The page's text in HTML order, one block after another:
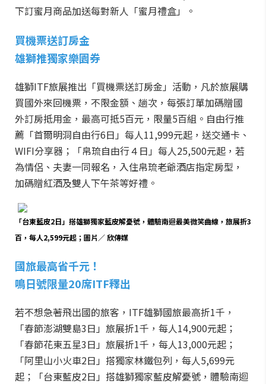
下訂蜜月商品加送每對新人「蜜月禮盒」。
買機票送訂房金
雄獅推獨家樂園券
雄獅ITF旅展推出「買機票送訂房金」活動，凡於旅展購
買國外來回機票，不限金額、趟次，每張訂單加碼贈國
外訂房抵用金，最高可抵5百元，限量5百組。自由行推
薦「首爾明洞自由行6日」每人11,999元起，送交通卡、
WIFI分享器；「帛琉自由行４日」每人25,500元起，若
為情侶、夫妻一同報名，入住帛琉老爺酒店指定房型，
加碼贈紅酒及雙人下午茶等好禮。
「台東藍皮2日」搭雄獅獨家藍皮解憂號，體驗南迴最美微笑曲線，旅展折3
百，每人2,599元起；圖片／ 欣傳媒
國旅最高省千元！
鳴日號限量20席ITF釋出
若不想急著飛出國的旅客，ITF雄獅國旅最高折1千，
「春節澎湖雙島3日」旅展折1千，每人14,900元起；
「春節花東五星3日」旅展折1千，每人13,000元起；
「阿里山小火車2日」搭獨家林鐵包列，每人5,699元
起；「台東藍皮2日」搭雄獅獨家藍皮解憂號，體驗南迴